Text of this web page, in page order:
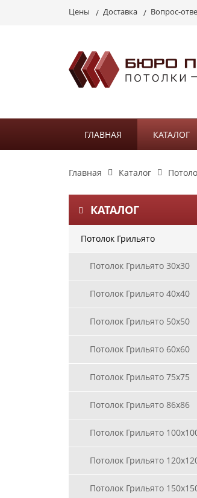
Цены Доставка Вопрос-
ГЛАВНАЯ КАТАЛОГ
Главная Каталог
КАТАЛОГ
Потолок Грильято
Потолок Грильято 30х30
Потолок Грильято 40х40
Потолок Грильято 50х50
Потолок Грильято 60х60
Потолок Грильято 75х75
Потолок Грильято 86х86
Потолок Грильято
Потолок Грильято
Потолок Грильято